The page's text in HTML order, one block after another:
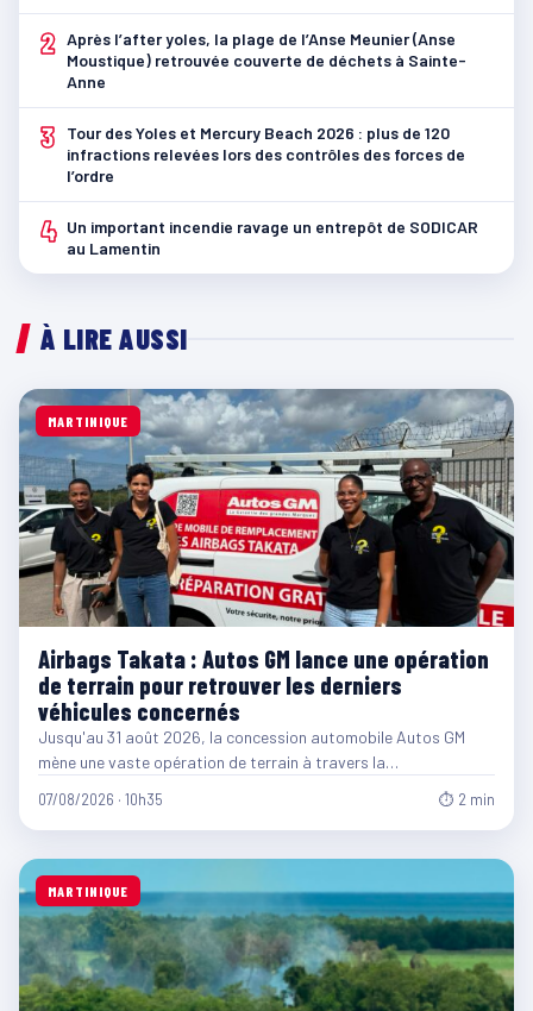
2 Après l’after yoles, la plage de l’Anse Meunier (Anse
Moustique) retrouvée couverte de déchets à Sainte-
Anne
3
Tour des Yoles et Mercury Beach 2026 : plus de 120
infractions relevées lors des contrôles des forces de
l’ordre
4 Un important incendie ravage un entrepôt de SODICAR
au Lamentin
À LIRE AUSSI
MARTINIQUE
Airbags Takata : Autos GM lance une opération
de terrain pour retrouver les derniers
véhicules concernés
Jusqu'au 31 août 2026, la concession automobile Autos GM
mène une vaste opération de terrain à travers la…
07/08/2026 · 10h35 ⏱ 2 min
MARTINIQUE